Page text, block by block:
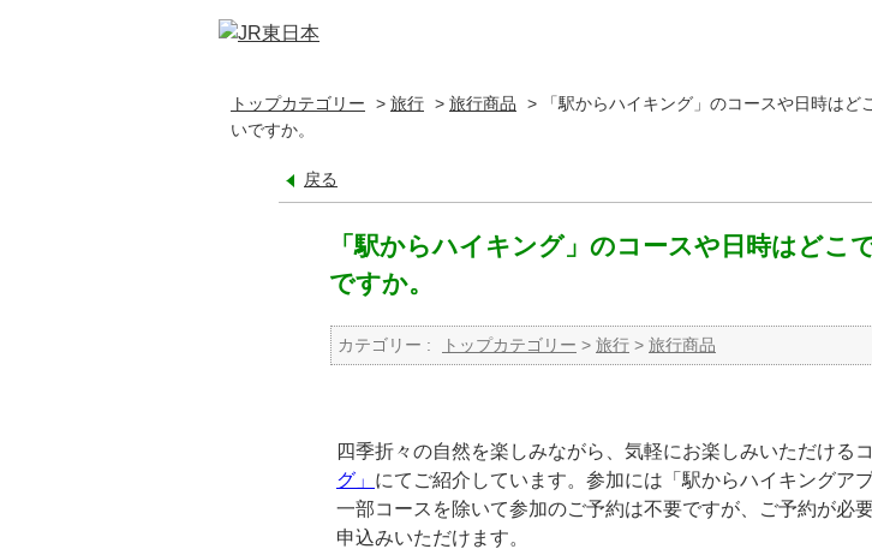
トップカテゴリー > 旅行 > 旅行商品 >
「駅からハイキング」のコースや日時は
いですか。
戻る
「駅からハイキング」のコースや日時はど
ですか。
カテゴリー : トップカテゴリー > 旅行 > 旅行商品
四季折々の自然を楽しみながら、気軽にお楽しみいただける
グ」 にてご紹介しています。参加には「駅からハイキングア
一部コースを除いて参加のご予約は不要ですが、ご予約が必
申込みいただけます。